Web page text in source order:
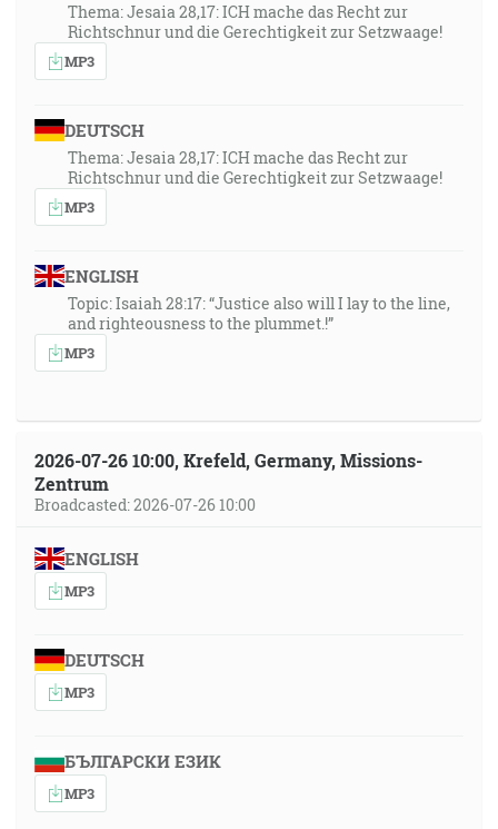
Thema: Jesaia 28,17: ICH mache das Recht zur
Richtschnur und die Gerechtigkeit zur Setzwaage!
MP3
DEUTSCH
Thema: Jesaia 28,17: ICH mache das Recht zur
Richtschnur und die Gerechtigkeit zur Setzwaage!
MP3
ENGLISH
Topic: Isaiah 28:17: “Justice also will I lay to the line,
and righteousness to the plummet.!”
MP3
2026-07-26 10:00, Krefeld, Germany, Missions-
Zentrum
Broadcasted: 2026-07-26 10:00
ENGLISH
MP3
DEUTSCH
MP3
БЪЛГАРСКИ ЕЗИК
MP3